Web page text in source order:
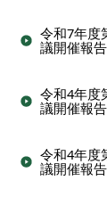
令和7年度
議開催報告
令和4年度
議開催報
令和4年度
議開催報告